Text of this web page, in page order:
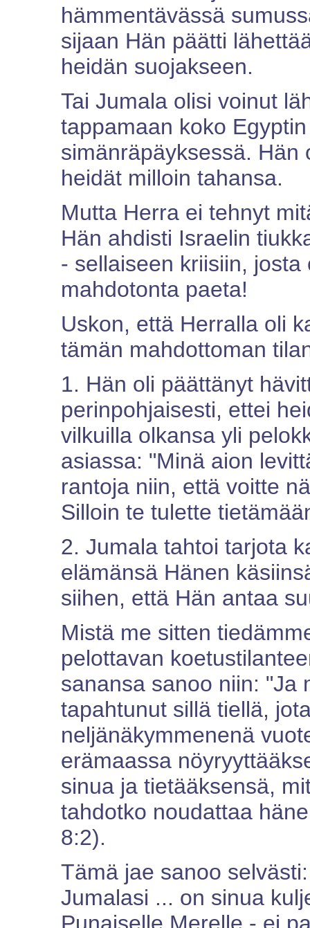
hämmentävässä
sijaan Hän päätti
heidän suojakseen.
Tai Jumala olisi voinut
tappamaan koko
simänräpäyksessä. Hän
heidät milloin tahansa.
Mutta Herra ei tehnyt
Hän ahdisti Israelin
- sellaiseen kriisiin,
mahdotonta paeta!
Uskon, että Herralla oli
tämän mahdottoman
1. Hän oli päättänyt
perinpohjaisesti, ettei
vilkuilla olkansa yli
asiassa: "Minä aion
rantoja niin, että voitte
Silloin te tulette
2. Jumala tahtoi tarjota
elämänsä Hänen
siihen, että Hän antaa
Mistä me sitten
pelottavan
sanansa sanoo niin: "Ja
tapahtunut sillä tiellä,
neljänäkymmenenä
erämaassa
sinua ja tietääksensä,
tahdotko noudattaa
8:2).
Tämä jae sanoo
Jumalasi ... on sinua